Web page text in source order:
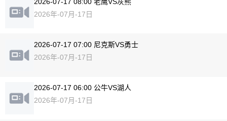
2026-07-17 08:00 老鹰VS灰熊
2026年-07月-17日
2026-07-17 07:00 尼克斯VS勇士
2026年-07月-17日
2026-07-17 06:00 公牛VS湖人
2026年-07月-17日